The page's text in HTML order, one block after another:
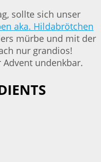
sollte sich unser
aka. Hildabrötchen
mürbe und mit der
nur grandios!
undenkbar.